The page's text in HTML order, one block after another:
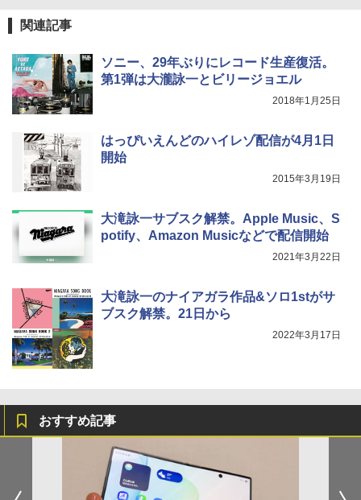
関連記事
ソニー、29年ぶりにレコード生産復活。
第1弾は大瀧詠一とビリージョエル
2018年1月25日
はっぴいえんどのハイレゾ配信が4月1日
開始
2015年3月19日
大滝詠一サブスク解禁。Apple Music、S
potify、Amazon Musicなどで配信開始
2021年3月22日
大滝詠一のナイアガラ作品&ソロ1stがサ
ブスク解禁。21日から
2022年3月17日
おすすめ記事